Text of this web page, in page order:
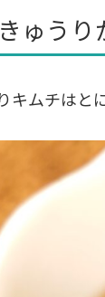
ゅうり
キムチはと